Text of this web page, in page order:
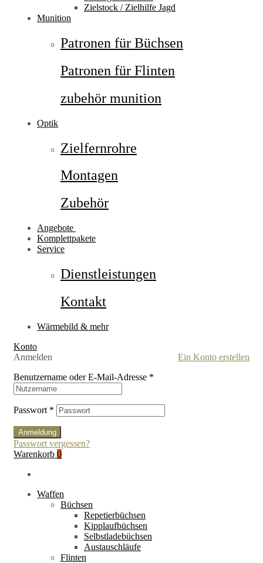
Zielstock / Zielhilfe Jagd
Munition
Patronen für Büchsen
Patronen für Flinten
zubehör munition
Optik
Zielfernrohre
Montagen
Zubehör
Angebote
Komplettpakete
Service
Dienstleistungen
Kontakt
Wärmebild & mehr
Konto
Anmelden
Ein Konto erstellen
Benutzername oder E-Mail-Adresse *
Passwort *
Anmeldung
Passwort vergessen?
Warenkorb 0
Waffen
Büchsen
Repetierbüchsen
Kipplaufbüchsen
Selbstladebüchsen
Austauschläufe
Flinten